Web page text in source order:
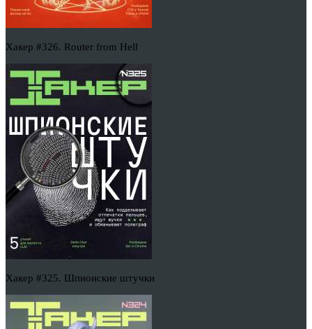
Хакер #326. Router from Hell
Хакер #325. Шпионские штучки